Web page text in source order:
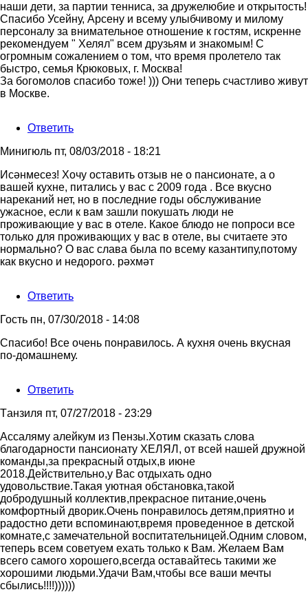
наши дети, за партии тенниса, за дружелюбие и открытость!
Спасибо Усейну, Арсену и всему улыбчивому и милому
персоналу за внимательное отношение к гостям, искренне
рекомендуем " Хелял" всем друзьям и знакомым! С
огромным сожалением о том, что время пролетело так
быстро, семья Крюковых, г. Москва!
За богомолов спасибо тоже! ))) Они теперь счастливо живут
в Москве.
Ответить
Минигюль пт, 08/03/2018 - 18:21
Исәнмесез! Хочу оставить отзыв не о пансионате, а о
вашей кухне, питались у вас с 2009 года . Все вкусно
нареканий нет, но в последние годы обслуживание
ужасное, если к вам зашли покушать люди не
проживающие у вас в отеле. Какое блюдо не попроси все
только для проживающих у вас в отеле, вы считаете это
нормально? О вас слава была по всему казантипу,потому
как вкусно и недорого. рәхмәт
Ответить
Гость пн, 07/30/2018 - 14:08
Спасибо! Все очень понравилось. А кухня очень вкусная
по-домашнему.
Ответить
Tанзиля пт, 07/27/2018 - 23:29
Ассаляму алейкум из Пензы.Хотим сказать слова
благодарности пансионату ХЕЛЯЛ, от всей нашей дружной
команды,за прекрасный отдых,в июне
2018.Действительно,у Вас отдыхать одно
удовольствие.Такая уютная обстановка,такой
добродушный коллектив,прекрасное питание,очень
комфортный дворик.Очень понравилось детям,приятно и
радостно дети вспоминают,время проведенное в детской
комнате,с замечательной воспитательницей.Одним словом,
теперь всем советуем ехать только к Вам. Желаем Вам
всего самого хорошего,всегда оставайтесь такими же
хорошими людьми.Удачи Вам,чтобы все ваши мечты
сбылись!!!!))))))